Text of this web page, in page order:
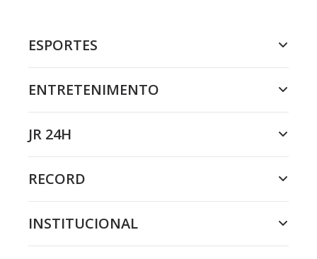
ESPORTES
ENTRETENIMENTO
JR 24H
RECORD
INSTITUCIONAL